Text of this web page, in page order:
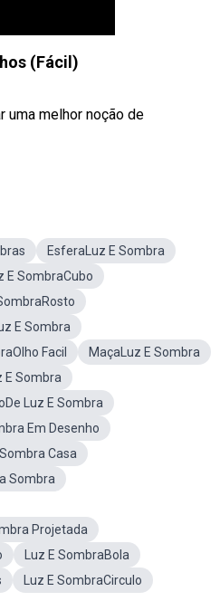
(Fácil)
uma melhor noção de
EsferaLuz E Sombra
E SombraCubo
E Sombra
Facil
MaçaLuz E Sombra
E Sombra
Luz E Sombra
Em Desenho
Casa
Sombra
Projetada
Luz E SombraBola
Luz E SombraCirculo